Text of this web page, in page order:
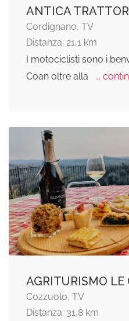
ANTICA
Cordignano, TV
Distanza: 21,1 km
I motociclisti sono i
Coan oltre alla
...
AGRITURISMO LE
Cozzuolo, TV
Distanza: 31,8 km